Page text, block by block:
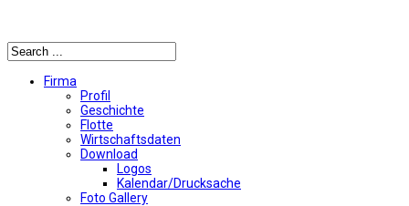
Firma
Profil
Geschichte
Flotte
Wirtschaftsdaten
Download
Logos
Kalendar/Drucksache
Foto Gallery